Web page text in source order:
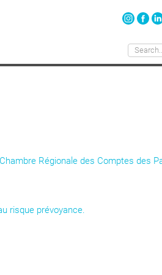
Régionale des Comptes des
risque prévoyance.